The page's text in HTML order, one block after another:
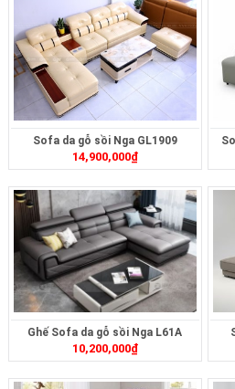
Sofa da gỗ sồi Nga GL1909
14,900,000₫
Ghế Sofa da gỗ sồi Nga L61A
10,200,000₫